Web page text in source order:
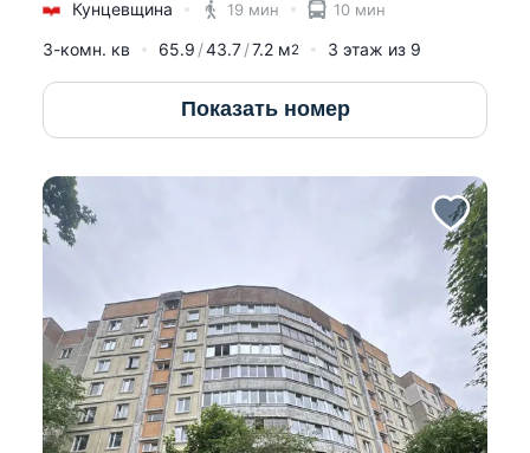
Кунцевщина
19 мин 10 мин
3-комн. кв 65.9 43.7 7.2 м2 3 этаж из 9
Показать номер